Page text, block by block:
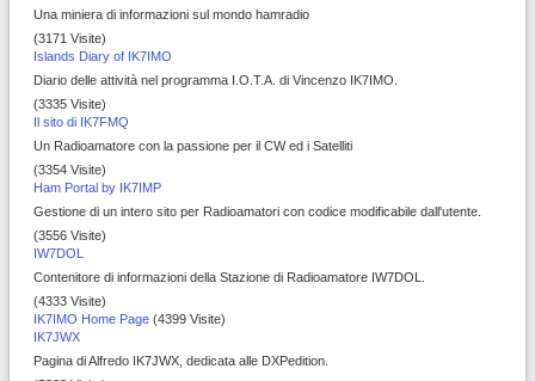
Una miniera di informazioni sul mondo hamradio
(3171 Visite)
Islands Diary of IK7IMO
Diario delle attività nel programma I.O.T.A. di Vincenzo IK7IMO.
(3335 Visite)
Il sito di IK7FMQ
Un Radioamatore con la passione per il CW ed i Satelliti
(3354 Visite)
Ham Portal by IK7IMP
Gestione di un intero sito per Radioamatori con codice modificabile dall'utente.
(3556 Visite)
IW7DOL
Contenitore di informazioni della Stazione di Radioamatore IW7DOL.
(4333 Visite)
IK7IMO Home Page (4399 Visite)
IK7JWX
Pagina di Alfredo IK7JWX, dedicata alle DXPedition.